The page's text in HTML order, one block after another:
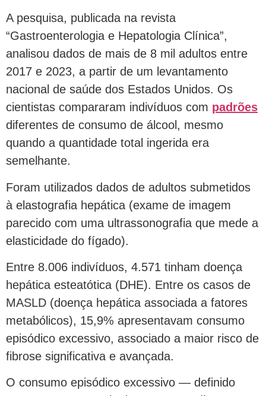
A pesquisa, publicada na revista
“Gastroenterologia e Hepatologia Clínica”,
analisou dados de mais de 8 mil adultos entre
2017 e 2023, a partir de um levantamento
nacional de saúde dos Estados Unidos. Os
cientistas compararam indivíduos com padrões
diferentes de consumo de álcool, mesmo
quando a quantidade total ingerida era
semelhante.
Foram utilizados dados de adultos submetidos
à elastografia hepática (exame de imagem
parecido com uma ultrassonografia que mede a
elasticidade do fígado).
Entre 8.006 indivíduos, 4.571 tinham doença
hepática esteatótica (DHE). Entre os casos de
MASLD (doença hepática associada a fatores
metabólicos), 15,9% apresentavam consumo
episódico excessivo, associado a maior risco de
fibrose significativa e avançada.
O consumo episódico excessivo — definido